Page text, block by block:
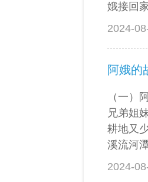
娥接回
2024-
阿娥的
（一）
兄弟姐
耕地又
溪流河
2024-